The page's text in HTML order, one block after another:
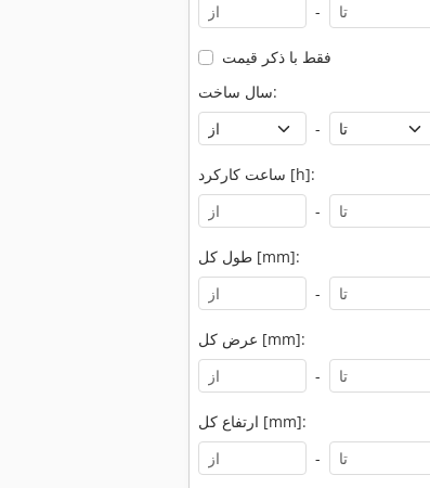
-
فقط با ذکر قیمت
سال ساخت:
-
ساعت کارکرد [h]:
-
طول کل [mm]:
-
عرض کل [mm]:
-
ارتفاع کل [mm]:
-